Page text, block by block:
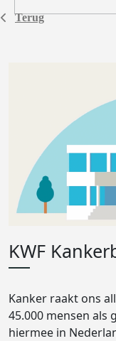
Terug
KWF
Kanker raakt ons
45.000 mensen als
hiermee in